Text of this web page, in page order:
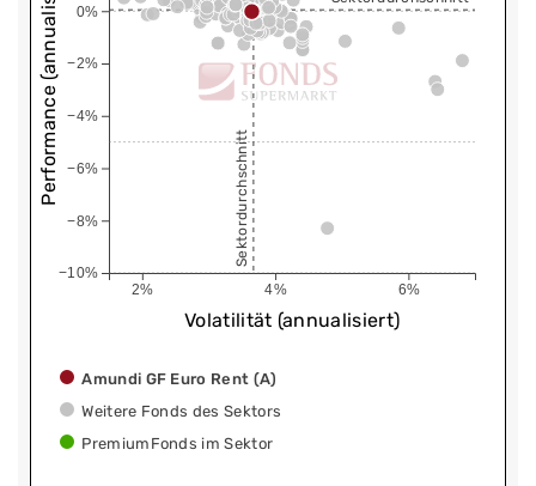
2% 4% 6%
−10%
−8%
−6%
−4%
−2%
0%
Sektordurchschnitt
Volatilität (annualisiert)
Performance (annualisiert)
Amundi GF Euro Rent (A)
Weitere Fonds des Sektors
PremiumFonds im Sektor